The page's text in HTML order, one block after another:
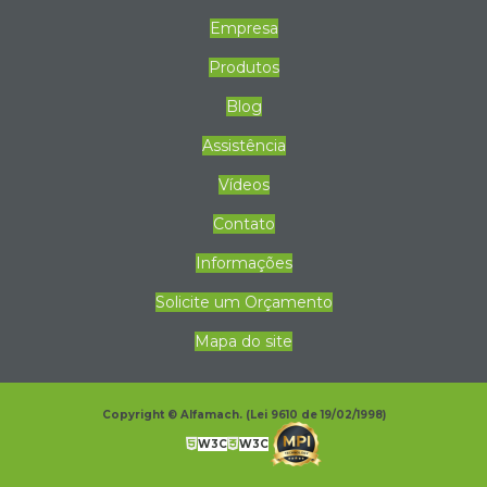
YIZUMI: A Evolução da Tecnologia de Injeção no Brasil
Empresa
Produtos
Blog
Assistência
Vídeos
Contato
Informações
Solicite um Orçamento
Mapa do site
Copyright © Alfamach. (Lei 9610 de 19/02/1998)
W3C W3C